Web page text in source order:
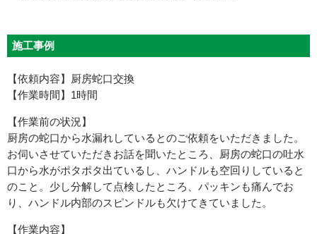
施工事例
【依頼内容】厨房蛇口交換
【作業時間】1時間
【作業前の状況】
厨房の蛇口から水漏れしているとのご依頼をいただきました。
お伺いさせていただきお話を聞いたところ、厨房の蛇口の吐水
口から水がポタポタ出ているし、ハンドルも空回りしていると
のこと。少し分解して点検したところ、パッキンも痛んでお
り、ハンドル内部のスピンドルも欠けてきていました。
【作業内容】